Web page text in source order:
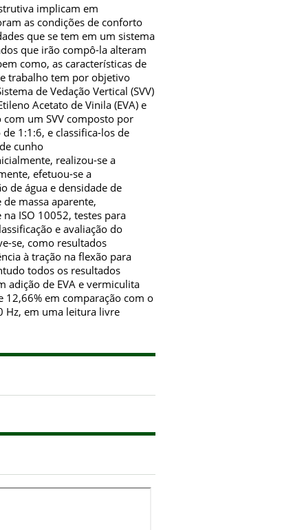
implicam em
as condições de conforto
que se tem em um sistema
que irão compô-la alteram
como, as características de
trabalho tem por objetivo
de Vedação Vertical (SVV)
Acetato de Vinila (EVA) e
um SVV composto por
1:1:6, e classifica-los de
cunho
realizou-se a
efetuou-se a
de água e densidade de
massa aparente,
ISO 10052, testes para
e avaliação do
se, como resultados
à tração na flexão para
todos os resultados
adição de EVA e vermiculita
12,66% em comparação com o
Hz, em uma leitura livre